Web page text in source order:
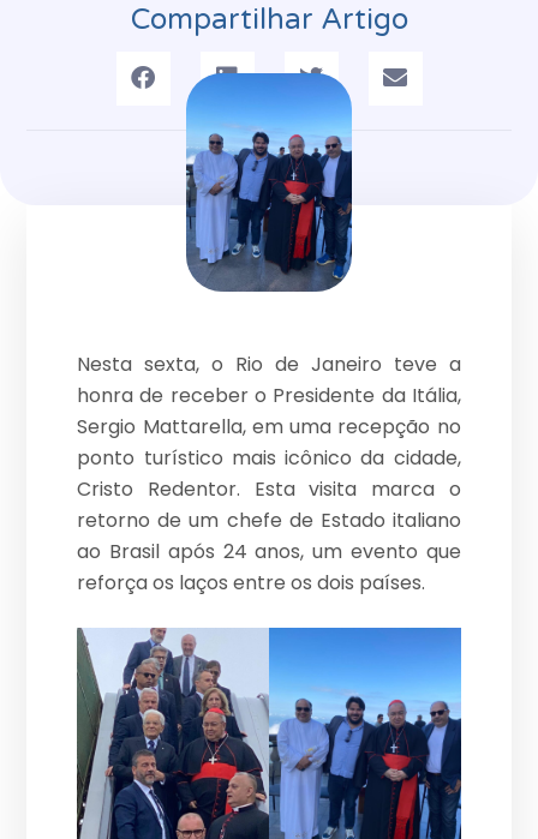
Compartilhar Artigo
Nesta sexta, o Rio de Janeiro teve a
honra de receber o Presidente da Itália,
Sergio Mattarella, em uma recepção no
ponto turístico mais icônico da cidade,
Cristo Redentor. Esta visita marca o
retorno de um chefe de Estado italiano
ao Brasil após 24 anos, um evento que
reforça os laços entre os dois países.